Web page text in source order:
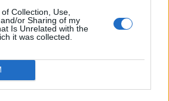
Collection, Use,
or Sharing of my
Is Unrelated with the
it was collected.